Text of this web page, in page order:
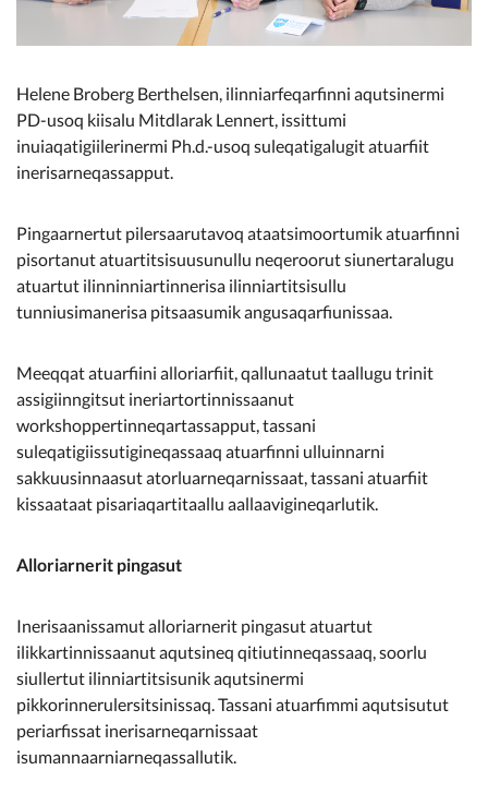
Helene Broberg Berthelsen, ilinniarfeqarfinni aqutsinermi
PD-usoq kiisalu Mitdlarak Lennert, issittumi
inuiaqatigiilerinermi Ph.d.-usoq suleqatigalugit atuarfiit
inerisarneqassapput.
Pingaarnertut pilersaarutavoq ataatsimoortumik atuarfinni
pisortanut atuartitsisuusunullu neqeroorut siunertaralugu
atuartut ilinninniartinnerisa ilinniartitsisullu
tunniusimanerisa pitsaasumik angusaqarfiunissaa.
Meeqqat atuarfiini alloriarfiit, qallunaatut taallugu trinit
assigiinngitsut ineriartortinnissaanut
workshoppertinneqartassapput, tassani
suleqatigiissutigineqassaaq atuarfinni ulluinnarni
sakkuusinnaasut atorluarneqarnissaat, tassani atuarfiit
kissaataat pisariaqartitaallu aallaavigineqarlutik.
Alloriarnerit pingasut
Inerisaanissamut alloriarnerit pingasut atuartut
ilikkartinnissaanut aqutsineq qitiutinneqassaaq, soorlu
siullertut ilinniartitsisunik aqutsinermi
pikkorinnerulersitsinissaq. Tassani atuarfimmi aqutsisutut
periarfissat inerisarneqarnissaat
isumannaarniarneqassallutik.